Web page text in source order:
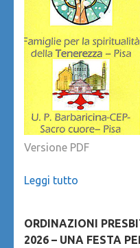
Versione PDF
Leggi tutto
ORDINAZIONI
2026 – UNA FESTA